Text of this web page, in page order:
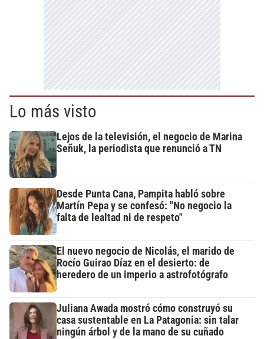
Lo más visto
Lejos de la televisión, el negocio de Marina
Señuk, la periodista que renunció a TN
Desde Punta Cana, Pampita habló sobre
Martín Pepa y se confesó: "No negocio la
falta de lealtad ni de respeto"
El nuevo negocio de Nicolás, el marido de
Rocío Guirao Díaz en el desierto: de
heredero de un imperio a astrofotógrafo
Juliana Awada mostró cómo construyó su
casa sustentable en La Patagonia: sin talar
ningún árbol y de la mano de su cuñado